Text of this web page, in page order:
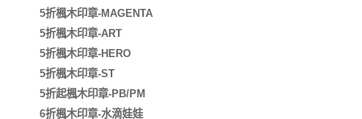
5折楓木印章-MAGENTA
5折楓木印章-ART
5折楓木印章-HERO
5折楓木印章-ST
5折起楓木印章-PB/PM
6折楓木印章-水滴娃娃